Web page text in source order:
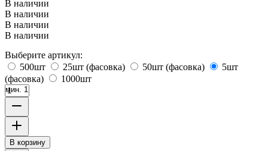
В наличии
В наличии
В наличии
В наличии
Выберите артикул:
500шт
25шт (фасовка) 50шт (фасовка)
5шт
(фасовка)
1000шт
мин. 1
В корзину